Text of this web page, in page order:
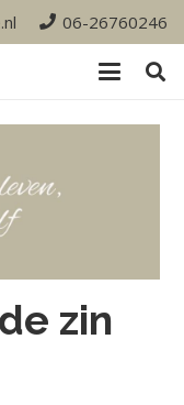
06-26760246
zin